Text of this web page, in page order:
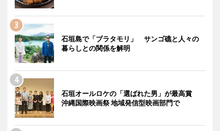
石垣島で「ブラタモリ」 サンゴ礁と人々の
暮らしとの関係を解明
石垣オールロケの「選ばれた男」が最高賞
沖縄国際映画祭 地域発信型映画部門で